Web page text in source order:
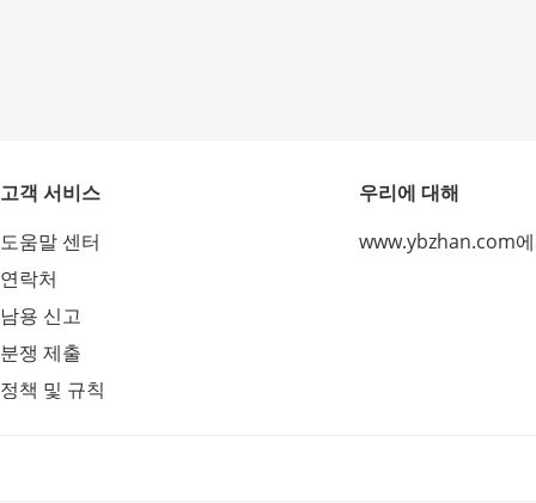
고객 서비스
도움말 센터
연락처
남용 신고
분쟁 제출
정책 및 규칙
우리에 대해
www.ybzhan.com